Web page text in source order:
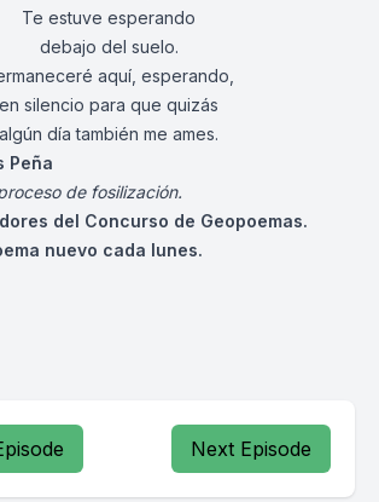
Te estuve esperando
debajo del suelo.
aquí, esperando,
en silencio para que quizás
algún día también me ames.
Peña
de fosilización.
del Concurso de Geopoemas.
nuevo cada lunes.
Next Episode